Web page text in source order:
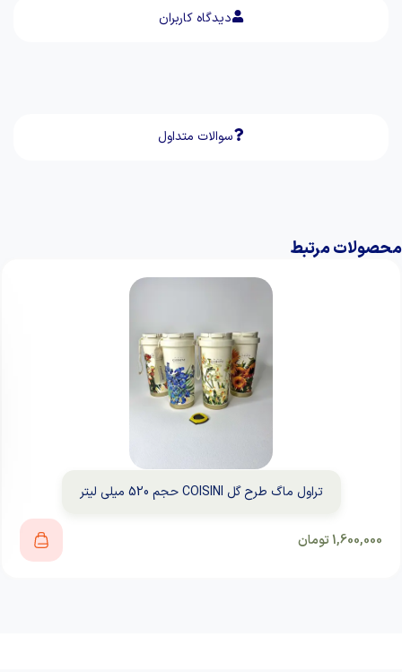
دیدگاه کاربران
سوالات متداول
محصولات مرتبط
تراول ماگ طرح گل COISINI حجم 520 میلی لیتر
1,600,000تومان